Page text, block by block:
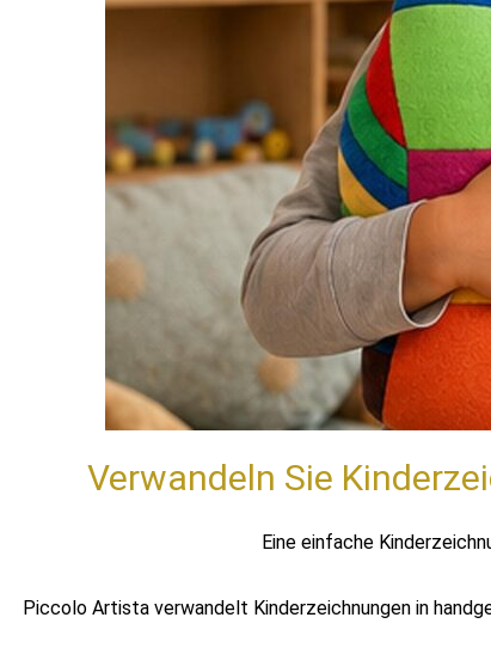
Verwandeln Sie
Eine einfache
Piccolo Artista verwandelt Kinderzeichnungen in